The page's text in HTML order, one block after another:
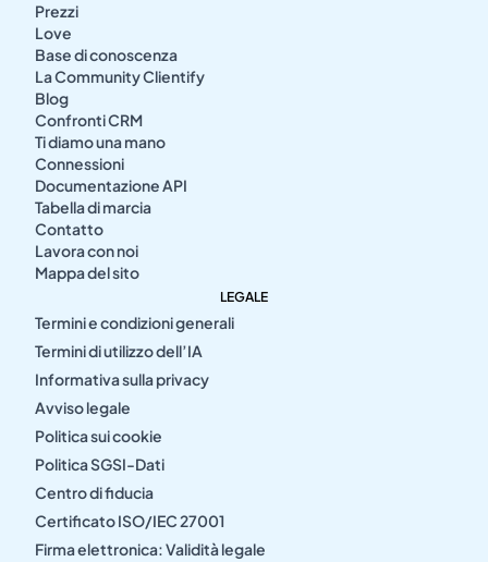
Prezzi
Love
Base di conoscenza
La Community Clientify
Blog
Confronti CRM
Ti diamo una mano
Connessioni
Documentazione API
Tabella di marcia
Contatto
Lavora con noi
Mappa del sito
LEGALE
Termini e condizioni generali
Termini di utilizzo dell’IA
Informativa sulla privacy
Avviso legale
Politica sui cookie
Politica SGSI-Dati
Centro di fiducia
Certificato ISO/IEC 27001
Firma elettronica: Validità legale